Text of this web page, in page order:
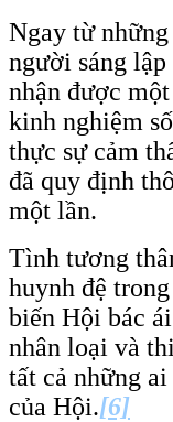
Ngay từ
người sáng
nhận được
kinh nghiệm
thực sự cảm
đã quy định
một lần.
Tình tương
huynh đệ
biến Hội bác
nhân loại và
tất cả những
của Hội.[6]